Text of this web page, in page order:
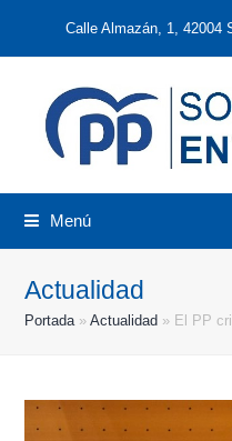
Calle Almazán, 1, 42004
Menú
Actualidad
Portada»Actualidad » El PP